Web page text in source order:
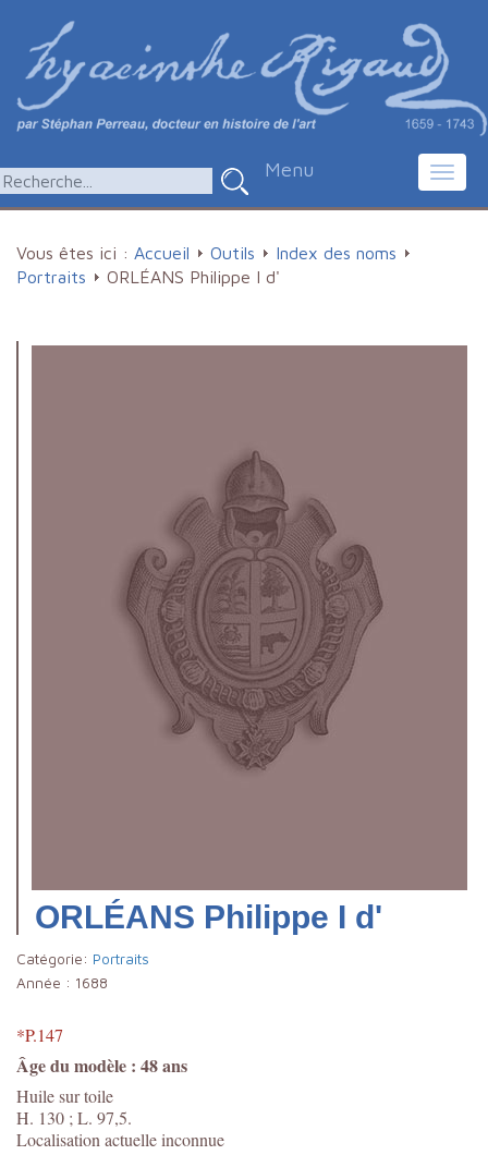
Menu
Vous êtes ici : Accueil Outils
Index des noms
Portraits
ORLÉANS Philippe I d'
ORLÉANS Philippe I d'
Catégorie: Portraits
Année : 1688
*P.147
Âge du modèle : 48 ans
Huile sur toile
H. 130 ; L. 97,5.
Localisation actuelle inconnue